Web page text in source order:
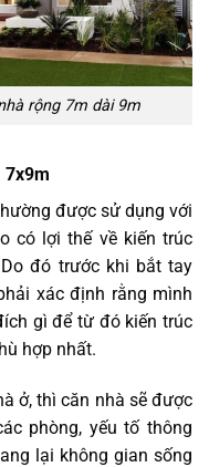
rộng 7m dài 9m
7x9m
được sử dụng với
có lợi thế về kiến trúc
đó trước khi bắt tay
xác định rằng mình
gì để từ đó kiến trúc
hợp nhất.
ở, thì căn nhà sẽ được
phòng, yếu tố thông
lại không gian sống